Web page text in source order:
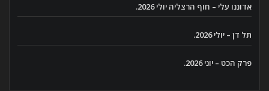
אדוננו עלי – חוף הרצליה יולי 2026.
תל דן – יולי 2026.
פרק הכט – יוני 2026.